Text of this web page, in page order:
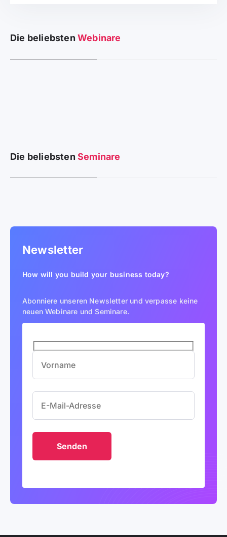
Die beliebsten Webinare
Die beliebsten Seminare
Newsletter
How will you build your business today?
Abonniere unseren Newsletter und verpasse keine
neuen Webinare und Seminare.